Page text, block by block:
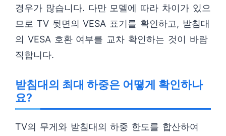
경우가 많습니다. 다만 모델에 따라 차이가 있으
므로 TV 뒷면의 VESA 표기를 확인하고, 받침대
의 VESA 호환 여부를 교차 확인하는 것이 바람
직합니다.
받침대의 최대 하중은 어떻게 확인하나
요?
TV의 무게와 받침대의 하중 한도를 합산하여